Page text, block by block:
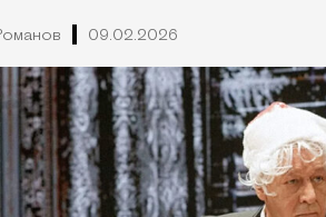
09.02.2026